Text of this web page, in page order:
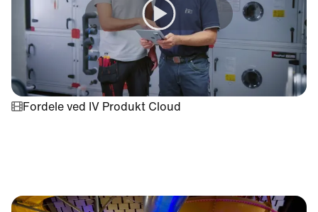
Fordele ved IV Produkt Cloud